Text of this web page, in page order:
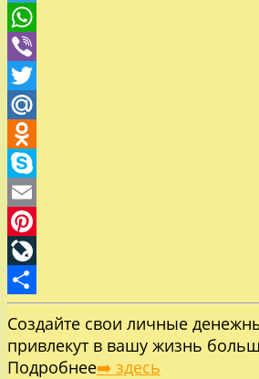
Telegram
WhatsApp
Viber
Twitter
Mail.Ru
Odnoklassniki
Skype
Email
Pinterest
LiveJournal
Отправить
Создайте свои личные
привлекут в вашу жизнь
Подробнее➡️ здесь